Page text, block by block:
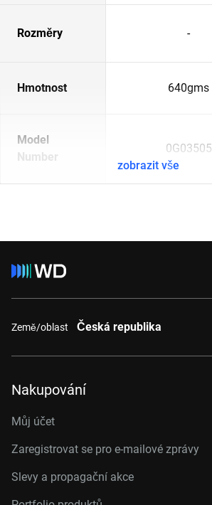
Rozměry -
Hmotnost 640gms
Model
Number
0G03505
zobrazit vše
Země/oblast Česká republika
Nakupování
Můj účet
Zaregistrovat se pro e-mailové zprávy
Slevy a propagační akce